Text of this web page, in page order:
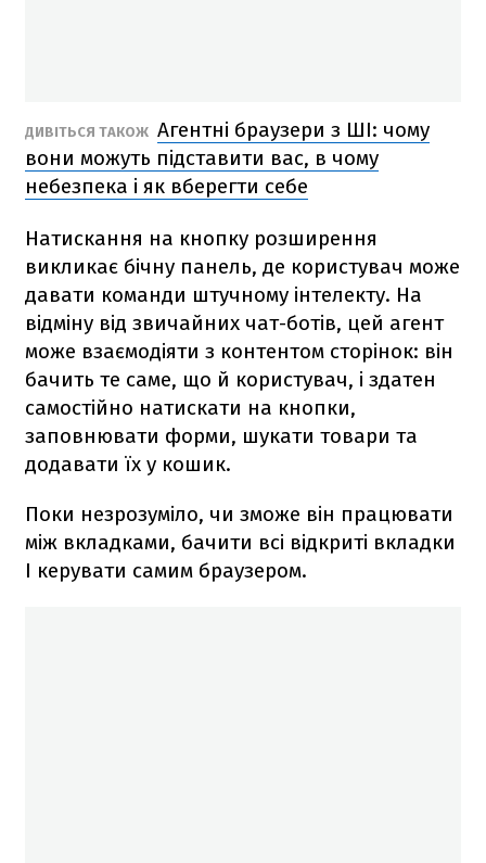
ДИВІТЬСЯ ТАКОЖ Агентні браузери з ШІ: чому
вони можуть підставити вас, в чому
небезпека і як вберегти себе
Натискання на кнопку розширення
викликає бічну панель, де користувач може
давати команди штучному інтелекту. На
відміну від звичайних чат-ботів, цей агент
може взаємодіяти з контентом сторінок: він
бачить те саме, що й користувач, і здатен
самостійно натискати на кнопки,
заповнювати форми, шукати товари та
додавати їх у кошик.
Поки незрозуміло, чи зможе він працювати
між вкладками, бачити всі відкриті вкладки
І керувати самим браузером.